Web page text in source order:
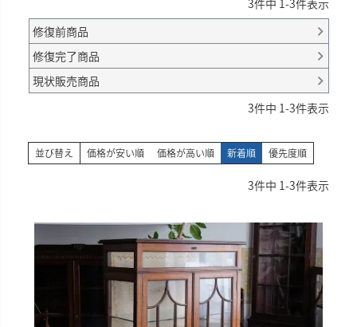
3件中 1-3件表示
修復前商品
修復完了商品
現状販売商品
3件中 1-3件表示
並び替え 価格が安い順 価格が高い順 新着順 優先度順
3件中 1-3件表示